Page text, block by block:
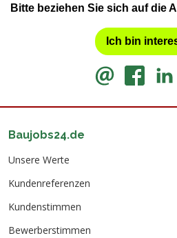
Bitte beziehen Sie sich auf die
Ich bin
Baujobs24.de
Unsere Werte
Kundenreferenzen
Kundenstimmen
Bewerberstimmen